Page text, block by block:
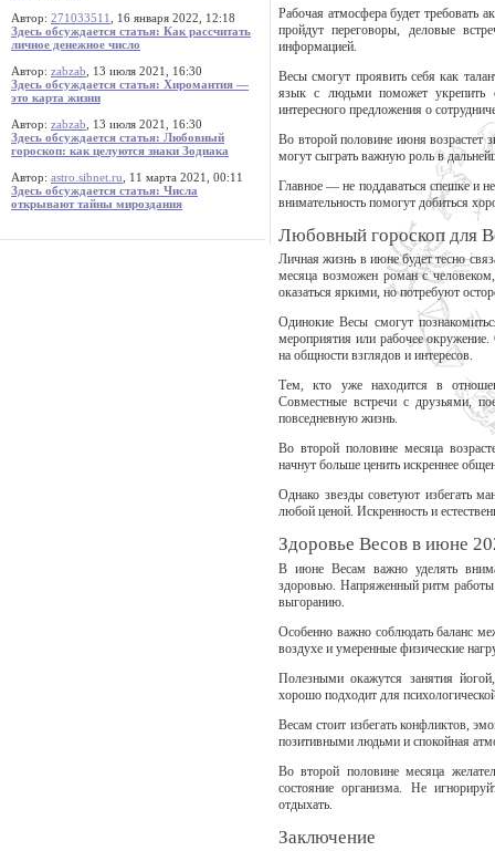
Автор: 271033511
, 16 января 2022, 12:18
Здесь обсуждается статья: Как рассчитать
личное денежное число
Автор: zabzab , 13 июля 2021, 16:30
Здесь обсуждается статья: Хиромантия —
это карта жизни
Автор: zabzab , 13 июля 2021, 16:30
Здесь обсуждается статья: Любовный
гороскоп: как целуются знаки Зодиака
Автор: astro.sibnet.ru , 11 марта 2021, 00:11
Здесь обсуждается статья: Числа
открывают тайны мироздания
Рабочая атмосфера будет требовать
пройдут переговоры, деловые
информацией.
Весы смогут проявить себя как
язык с людьми поможет укрепить
интересного предложения о
Во второй половине июня возрастет
могут сыграть важную роль в
Главное — не поддаваться спешке и
внимательность помогут добиться
Любовный гороскоп для
Личная жизнь в июне будет тесно
месяца возможен роман с
оказаться яркими, но потребуют
Одинокие Весы смогут
мероприятия или рабочее
на общности взглядов и интересов.
Тем, кто уже находится в
Совместные встречи с друзьями,
повседневную жизнь.
Во второй половине месяца
начнут больше ценить искреннее
Однако звезды советуют избегать
любой ценой. Искренность и
Здоровье Весов в июне
В июне Весам важно уделять
здоровью. Напряженный ритм работы
выгоранию.
Особенно важно соблюдать баланс
воздухе и умеренные физические
Полезными окажутся занятия
хорошо подходит для
Весам стоит избегать конфликтов,
позитивными людьми и спокойная
Во второй половине месяца
состояние организма. Не
отдыхать.
Заключение